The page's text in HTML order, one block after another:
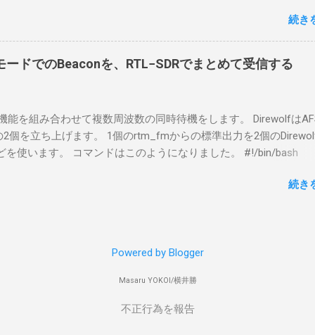
した無線機からサーバPC、クライアントPCまでの流れはこの様に
線機内では、USB Hubの先にUSB SerialとUSB Audio がつながっ
は無線機のマイコンとつながり、CI-Vでのコマンドが交換で
で交換できるようになっており、USB SerialなどのSerial port
Vの内容はUDP 50002で交換でき、USB Audioからの音声データは
受信している。 利用者側のクライアントPCでは、Remote Utility
Controlの2つのアプリで仕事を分担するようになっている。
、どのように実行すればよいのか調べながら実施しました。結
用いればよかったです。 まずは管理者権限でTerminalを実行し
ンストールした環境でしたので、PowerShellが起動しました。
ールされているドライバを書き出す。 pnputil /enum-drivers >
を探し出す notepad.exe inf.txt 下記のよう場所があったので
x64 クラス名: NetTrans クラス GUID: {4d36e975-e325-11ce-
ージョン: 10/08/2015 10.2.0.5002 署名者名: Microsoft Windows
今回の場合は oem131.inf が win10pcap に該当するので、こ
続き
ードでのBeaconを、RTL−SDRでまとめて受信する
能を組み合わせて複数周波数の同時待機をします。 Direwolfは
2個を立ち上げます。 1個のrtm_fmからの標準出力を2個の
を使います。 コマンドはこのようになりました。 #!/bin/bash
20 - | \ tee >(direwolf -c "$direwolf_conf" -r 48000 -D 1 -t 0 -B
DELAY=0:30 EVERY=90:00 SYMBOL="igate" overlay=R
ドングルを使ったAPRS I-Gateについて アマチュア無線で位置情
周波数帯で複数のモードが使われております。最近ですと受信機
続き
Powered by Blogger
Masaru YOKOI/横井勝
不正行為を報告